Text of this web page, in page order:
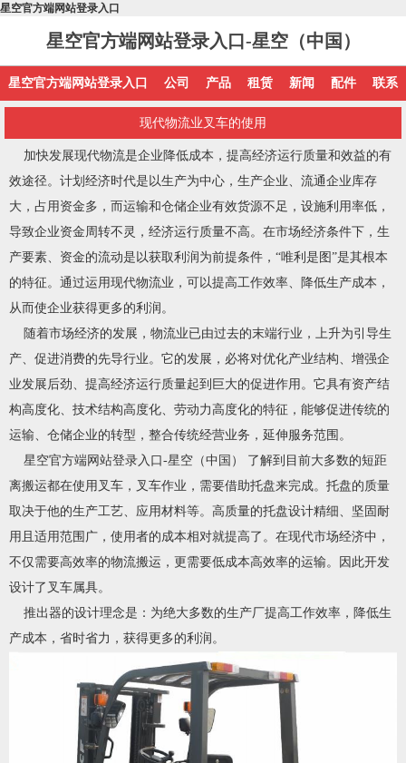
星空官方端网站登录入口
星空官方端网站登录入口-星空（中国）
星空官方端网站登录入口 公司 产品 租赁 新闻 配件 联系
现代物流业叉车的使用
加快发展现代物流是企业降低成本，提高经济运行质量和效益的有
效途径。计划经济时代是以生产为中心，生产企业、流通企业库存
大，占用资金多，而运输和仓储企业有效货源不足，设施利用率低，
导致企业资金周转不灵，经济运行质量不高。在市场经济条件下，生
产要素、资金的流动是以获取利润为前提条件，“唯利是图”是其根本
的特征。通过运用现代物流业，可以提高工作效率、降低生产成本，
从而使企业获得更多的利润。
随着市场经济的发展，物流业已由过去的末端行业，上升为引导生
产、促进消费的先导行业。它的发展，必将对优化产业结构、增强企
业发展后劲、提高经济运行质量起到巨大的促进作用。它具有资产结
构高度化、技术结构高度化、劳动力高度化的特征，能够促进传统的
运输、仓储企业的转型，整合传统经营业务，延伸服务范围。
星空官方端网站登录入口-星空（中国） 了解到目前大多数的短距
离搬运都在使用叉车，叉车作业，需要借助托盘来完成。托盘的质量
取决于他的生产工艺、应用材料等。高质量的托盘设计精细、坚固耐
用且适用范围广，使用者的成本相对就提高了。在现代市场经济中，
不仅需要高效率的物流搬运，更需要低成本高效率的运输。因此开发
设计了叉车属具。
推出器的设计理念是：为绝大多数的生产厂提高工作效率，降低生
产成本，省时省力，获得更多的利润。